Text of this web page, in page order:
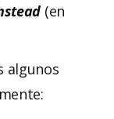
(en
algunos